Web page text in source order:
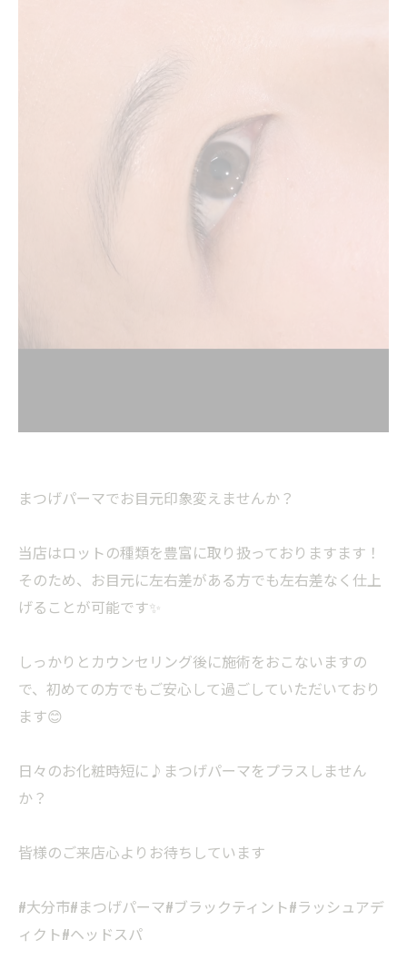
まつげパーマでお目元印象変えませんか？
当店はロットの種類を豊富に取り扱っておりますます！
そのため、お目元に左右差がある方でも左右差なく仕上
げることが可能です✨
しっかりとカウンセリング後に施術をおこないますの
で、初めての方でもご安心して過ごしていただいており
ます😊
日々のお化粧時短に♪まつげパーマをプラスしません
か？
皆様のご来店心よりお待ちしています
#大分市#まつげパーマ#ブラックティント#ラッシュアデ
ィクト#ヘッドスパ